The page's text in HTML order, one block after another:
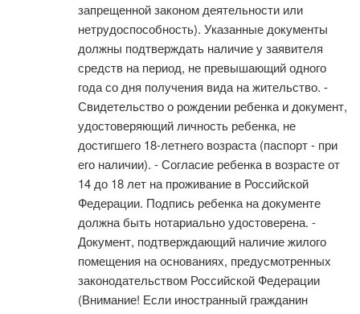
запрещенной законом деятельности или
нетрудоспособность). Указанные документы
должны подтверждать наличие у заявителя
средств на период, не превышающий одного
года со дня получения вида на жительство. -
Свидетельство о рождении ребенка и документ,
удостоверяющий личность ребенка, не
достигшего 18-летнего возраста (паспорт - при
его наличии). - Согласие ребенка в возрасте от
14 до 18 лет на проживание в Российской
Федерации. Подпись ребенка на документе
должна быть нотариально удостоверена. -
Документ, подтверждающий наличие жилого
помещения на основаниях, предусмотренных
законодательством Российской Федерации
(Внимание! Если иностранный гражданин